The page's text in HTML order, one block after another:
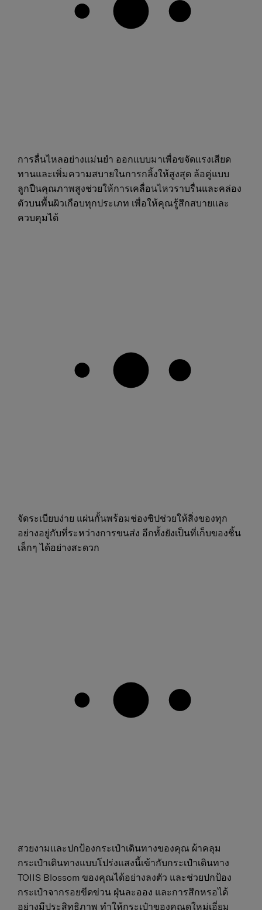
การลื่นไหลอย่างแม่นยำ ออกแบบมาเพื่อขจัดแรงเสียด
ทานและเพิ่มความสบายในการกลิ้งให้สูงสุด ล้อคู่แบบ
ลูกปืนคุณภาพสูงช่วยให้การเคลื่อนไหวราบรื่นและคล่อง
ตัวบนพื้นผิวเกือบทุกประเภท เพื่อให้คุณรู้สึกสบายและ
ควบคุมได้
จัดระเบียบง่าย แผ่นกั้นพร้อมช่องซิปช่วยให้สิ่งของทุก
อย่างอยู่กับที่ระหว่างการขนส่ง อีกทั้งยังเป็นที่เก็บของชิ้น
เล็กๆ ได้อย่างสะดวก
สวยงามและปกป้องกระเป๋าเดินทางของคุณ ผ้าคลุม
กระเป๋าเดินทางแบบโปร่งแสงนี้เข้ากับกระเป๋าเดินทาง
TOIIS Blossom ของคุณได้อย่างลงตัว และช่วยปกป้อง
กระเป๋าจากรอยขีดข่วน ฝุ่นละออง และการสึกหรอได้
อย่างมีประสิทธิภาพ ทำให้กระเป๋าของคุณดูใหม่เอี่ยม